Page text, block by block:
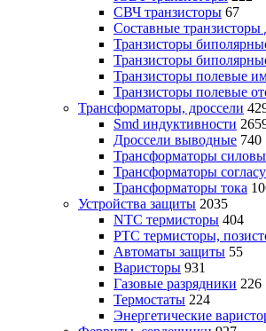
СВЧ транзисторы 67
Составные транзисторы
Транзисторы
Транзисторы
Транзисторы полевые
Транзисторы полевые
Трансформаторы, дроссели
Smd индуктивности
Дроссели выводные 740
Трансформаторы
Трансформаторы
Трансформаторы тока
Устройства защиты 2035
NTC термисторы 404
PTC термисторы,
Автоматы защиты 55
Варисторы 931
Газовые разрядники 226
Термостаты 224
Энергетические